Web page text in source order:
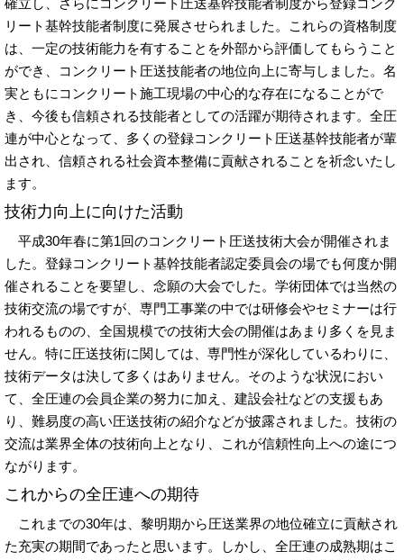
確立し、さらにコンクリート圧送基幹技能者制度から登録コンク
リート基幹技能者制度に発展させられました。これらの資格制度
は、一定の技術能力を有することを外部から評価してもらうこと
ができ、コンクリート圧送技能者の地位向上に寄与しました。名
実ともにコンクリート施工現場の中心的な存在になることがで
き、今後も信頼される技能者としての活躍が期待されます。全圧
連が中心となって、多くの登録コンクリート圧送基幹技能者が輩
出され、信頼される社会資本整備に貢献されることを祈念いたし
ます。
技術力向上に向けた活動
平成30年春に第1回のコンクリート圧送技術大会が開催されま
した。登録コンクリート基幹技能者認定委員会の場でも何度か開
催されることを要望し、念願の大会でした。学術団体では当然の
技術交流の場ですが、専門工事業の中では研修会やセミナーは行
われるものの、全国規模での技術大会の開催はあまり多くを見ま
せん。特に圧送技術に関しては、専門性が深化しているわりに、
技術データは決して多くはありません。そのような状況におい
て、全圧連の会員企業の努力に加え、建設会社などの支援もあ
り、難易度の高い圧送技術の紹介などが披露されました。技術の
交流は業界全体の技術向上となり、これが信頼性向上への途につ
ながります。
これからの全圧連への期待
これまでの30年は、黎明期から圧送業界の地位確立に貢献され
た充実の期間であったと思います。しかし、全圧連の成熟期はこ